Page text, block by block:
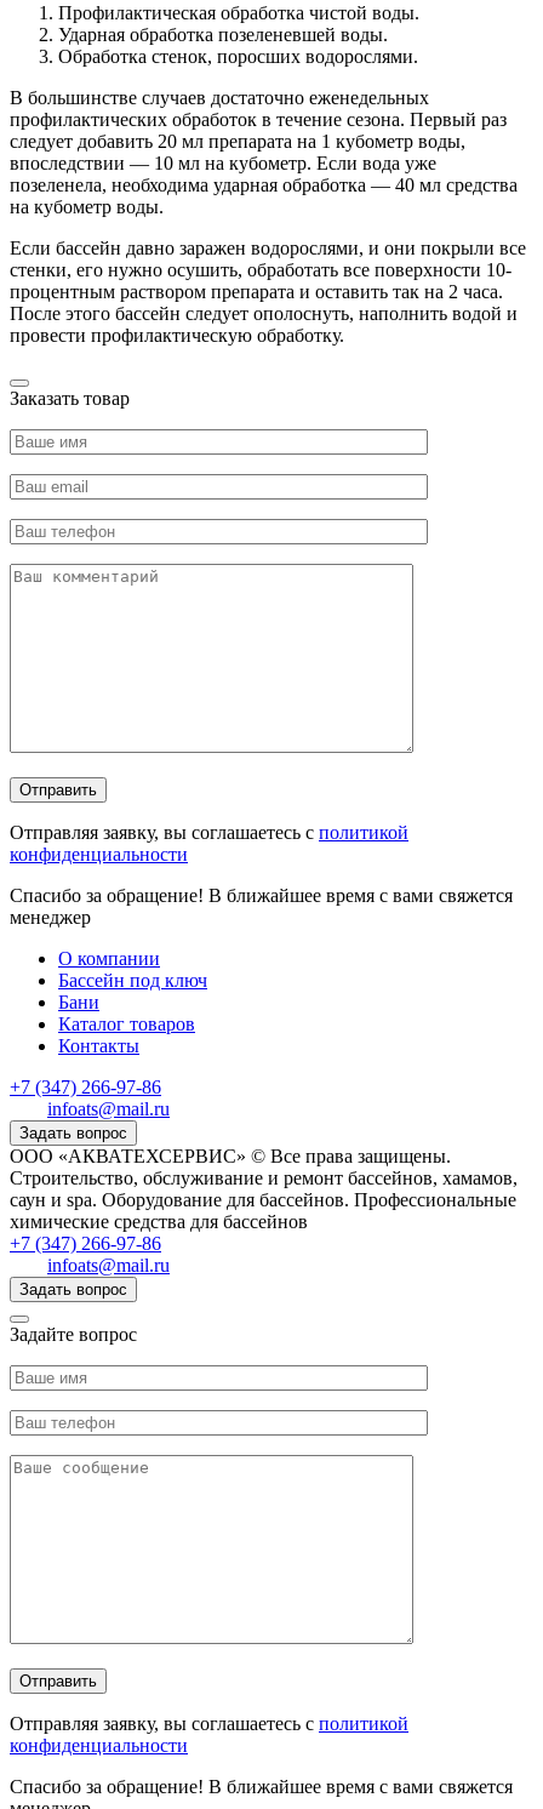
Профилактическая обработка чистой воды.
Ударная обработка позеленевшей воды.
Обработка стенок, поросших водорослями.
В большинстве случаев достаточно еженедельных
профилактических обработок в течение сезона. Первый раз
следует добавить 20 мл препарата на 1 кубометр воды,
впоследствии — 10 мл на кубометр. Если вода уже
позеленела, необходима ударная обработка — 40 мл средства
на кубометр воды.
Если бассейн давно заражен водорослями, и они покрыли все
стенки, его нужно осушить, обработать все поверхности 10-
процентным раствором препарата и оставить так на 2 часа.
После этого бассейн следует ополоснуть, наполнить водой и
провести профилактическую обработку.
Заказать товар
Отправляя заявку, вы соглашаетесь с политикой
конфиденциальности
Спасибо за обращение! В ближайшее время с вами свяжется
менеджер
О компании
Бассейн под ключ
Бани
Каталог товаров
Контакты
+7 (347) 266-97-86
infoats@mail.ru
Задать вопрос
ООО «АКВАТЕХСЕРВИС» © Все права защищены.
Строительство, обслуживание и ремонт бассейнов, хамамов,
саун и spa. Оборудование для бассейнов. Профессиональные
химические средства для бассейнов
+7 (347) 266-97-86
infoats@mail.ru
Задать вопрос
Задайте вопрос
Отправляя заявку, вы соглашаетесь с политикой
конфиденциальности
Спасибо за обращение! В ближайшее время с вами свяжется